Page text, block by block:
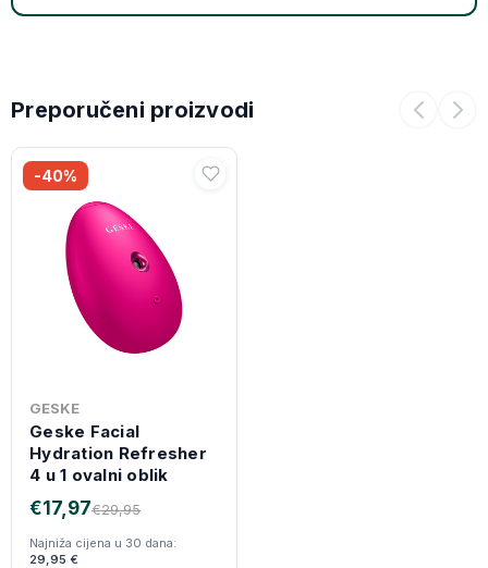
Preporučeni proizvodi
-40%
GESKE
Geske Facial
Hydration Refresher
4 u 1 ovalni oblik
€29,95
€17,97
Najniža cijena u 30 dana:
29,95 €